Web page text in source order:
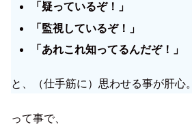
「疑っているぞ！」
「監視しているぞ！」
「あれこれ知ってるんだぞ！」
と、（仕手筋に）思わせる事が肝心。
って事で、